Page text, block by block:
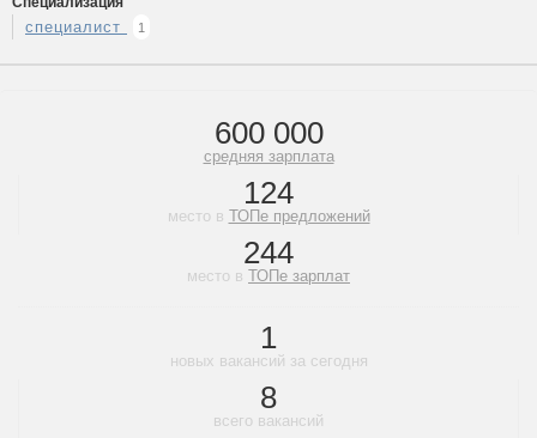
специалист 1
600 000
средняя зарплата
124
место в ТОПе предложений
244
место в ТОПе зарплат
1
новых вакансий за сегодня
8
всего вакансий